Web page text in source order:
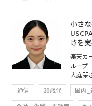
小さ
さを
楽天カ
ループ
大庭栞
通信
20歳代 国内_